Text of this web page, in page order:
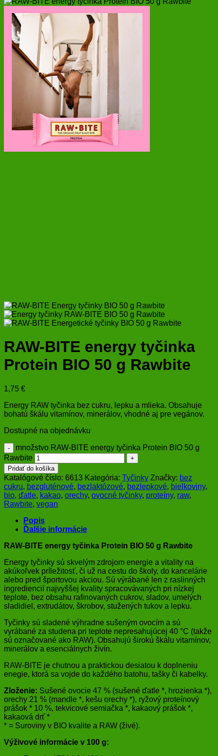
RAW-BITE energy tyčinka
Protein BIO 50 g Rawbite
1,75 €
Energy RAW tyčinka bez cukru, lepku a mlieka. Obsahuje
bohatú škálu vitamínov, minerálov, vhodné aj pre vegánov.
Dostupné na objednávku
množstvo RAW-BITE energy tyčinka Protein BIO 50 g
Rawbite
Pridať do košíka
Katalógové číslo: 6613 Kategória: Tyčinky Značky: bez
cukru, bezgluténové, bezlaktózové, bezlepkové, bielkoviny,
bio, ďatle, kakao, orechy, ovocné tyčinky, proteíny, raw,
Rawbite, vegan
Popis
Ďalšie informácie
RAW-BITE energy tyčinka Protein BIO 50 g Rawbite
Energy tyčinky sú skvelým zdrojom energie a vitality na
akúkoľvek príležitosť, či už na cestu do školy, do kancelárie
alebo pred športovou akciou. Sú výrábané len z raslinných
ingrediencií najvyššej kvality spracovávaných pri nízkej
teplote, bez obsahu rafinovaných cukrov, sladov, umelých
sladidiel, extrudátov, škrobov, stužených tukov a lepku.
Tyčinky sú sladené výhradne sušeným ovocím a sú
vyrábané za studena pri teplote nepresahujúcej 40 °C (takže
sú označované ako RAW). Obsahujú širokú škálu vitamínov,
minerálov a esenciálnych živín.
RAW-BITE je chutnou a praktickou desiatou k doplneniu
enegie, ktorá sa vojde do každého batohu, tašky či kabelky.
Zloženie: Sušené ovocie 47 % (sušené ďatle *, hrozienka *),
orechy 21 % (mandle *, kešu orechy *), ryžový proteínový
prášok * 10 %, tekvicové semiačka *, kakaový prášok *,
kakaová drť *
* = Suroviny v BIO kvalite a RAW (živé).
Výživové informácie v 100 g: